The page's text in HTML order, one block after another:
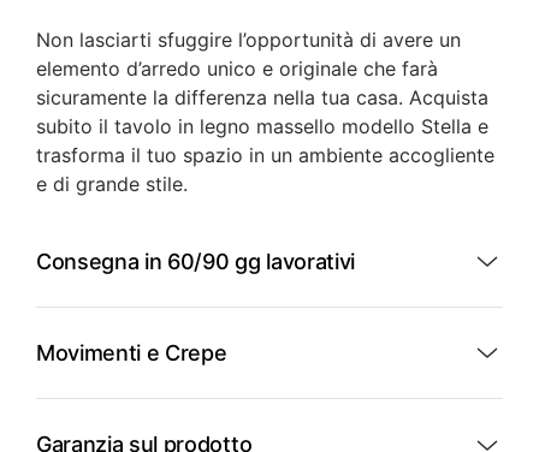
Non lasciarti sfuggire l’opportunità di avere un
elemento d’arredo unico e originale che farà
sicuramente la differenza nella tua casa. Acquista
subito il tavolo in legno massello modello Stella e
trasforma il tuo spazio in un ambiente accogliente
e di grande stile.
Consegna in 60/90 gg lavorativi
Movimenti e Crepe
Garanzia sul prodotto